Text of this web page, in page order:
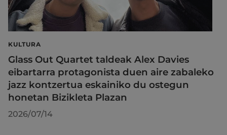
KULTURA
Glass Out Quartet taldeak Alex Davies
eibartarra protagonista duen aire zabaleko
jazz kontzertua eskainiko du ostegun
honetan Bizikleta Plazan
2026/07/14